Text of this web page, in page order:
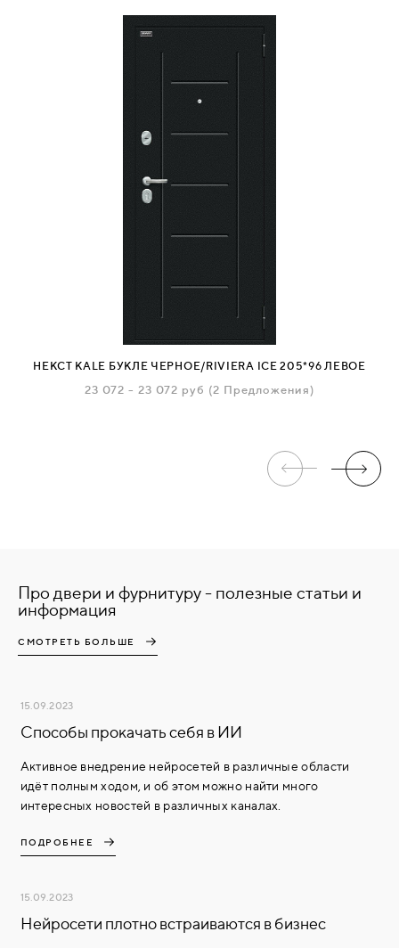
НЕКСТ KALE БУКЛЕ ЧЕРНОЕ/RIVIERA ICE 205*96 ЛЕВОЕ
23 072 - 23 072 руб (2 Предложения)
Про двери и фурнитуру - полезные статьи и
информация
СМОТРЕТЬ БОЛЬШЕ
15.09.2023
Способы прокачать себя в ИИ
Активное внедрение нейросетей в различные области
идёт полным ходом, и об этом можно найти много
интересных новостей в различных каналах.
ПОДРОБНЕЕ
15.09.2023
Нейросети плотно встраиваются в бизнес